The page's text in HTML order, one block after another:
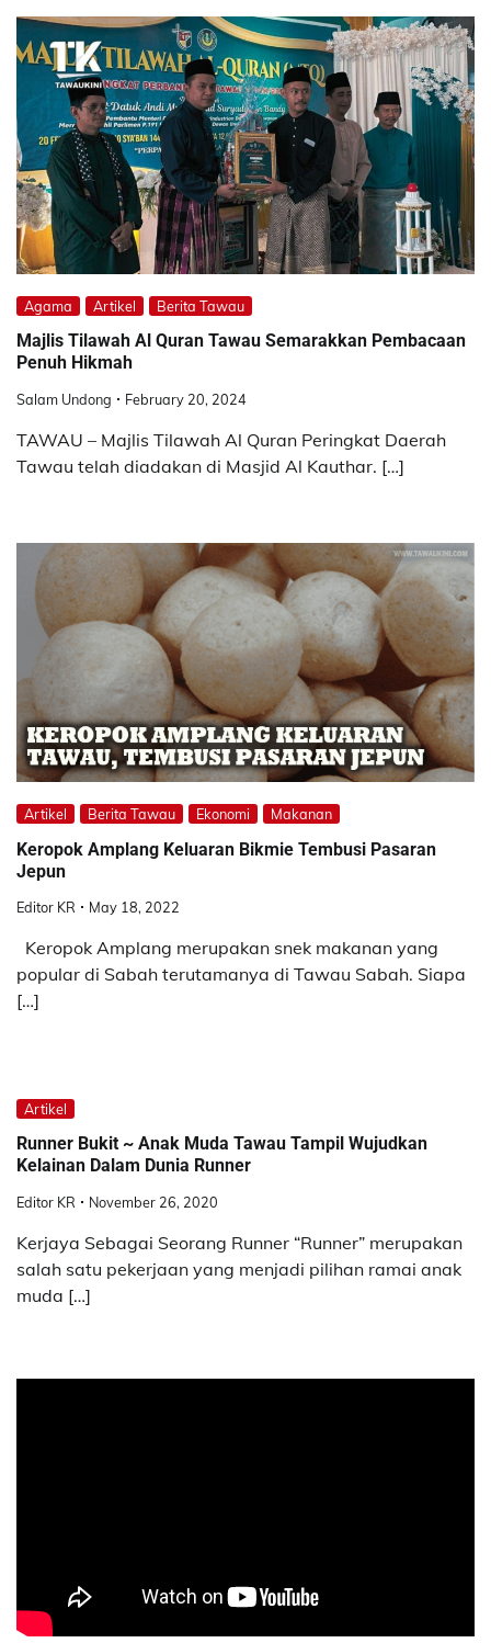
Agama Artikel Berita Tawau
Majlis Tilawah Al Quran Tawau Semarakkan Pembacaan
Penuh Hikmah
Salam Undong February 20, 2024
TAWAU – Majlis Tilawah Al Quran Peringkat Daerah
Tawau telah diadakan di Masjid Al Kauthar. […]
Artikel Berita Tawau Ekonomi Makanan
Keropok Amplang Keluaran Bikmie Tembusi Pasaran
Jepun
Editor KR May 18, 2022
Keropok Amplang merupakan snek makanan yang
popular di Sabah terutamanya di Tawau Sabah. Siapa
[…]
Artikel
Runner Bukit ~ Anak Muda Tawau Tampil Wujudkan
Kelainan Dalam Dunia Runner
Editor KR November 26, 2020
Kerjaya Sebagai Seorang Runner “Runner” merupakan
salah satu pekerjaan yang menjadi pilihan ramai anak
muda […]